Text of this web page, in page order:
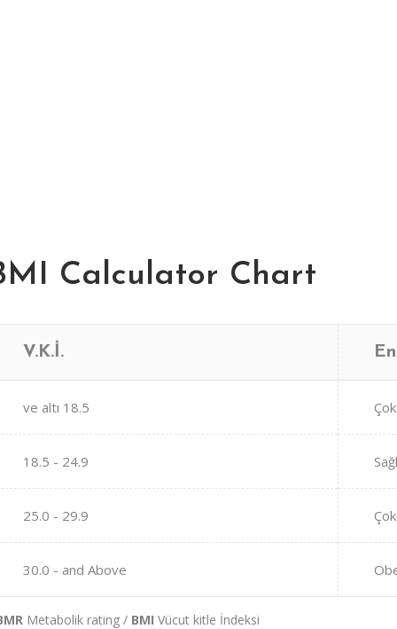
Calculator Chart
V.K.İ.
ve altı 18.5
18.5 - 24.9
25.0 - 29.9
30.0 - and Above
Metabolik rating / BMI Vücut kitle İndeksi